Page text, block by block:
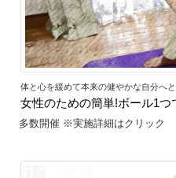
体と心を緩めて本来の健やかな自分へ
女性のための簡単!ボール1
多数開催 ※実施詳細はクリック